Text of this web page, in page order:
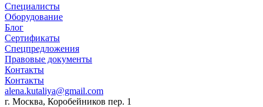
Специалисты
Оборудование
Блог
Сертификаты
Спецпредложения
Правовые документы
Контакты
Контакты
alena.kutaliya@gmail.com
г. Москва, Коробейников пер. 1